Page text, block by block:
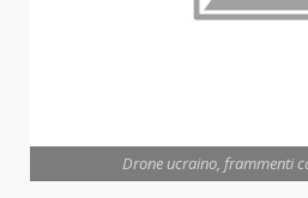
Drone ucraino, frammenti